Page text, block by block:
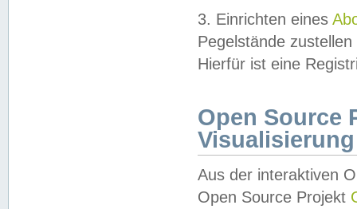
3. Einrichten eines
Pegelstände
Hierfür ist eine
Open Source
Visualisierung
Aus der interaktiven
Open Source Projekt